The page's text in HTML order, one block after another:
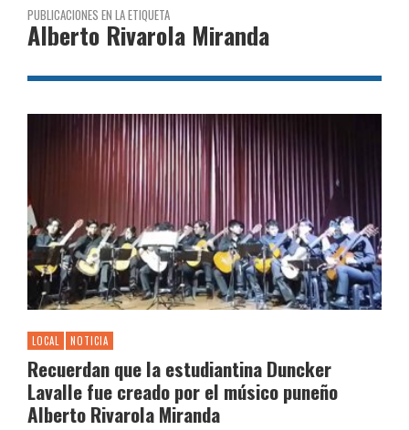
PUBLICACIONES EN LA ETIQUETA
Alberto Rivarola Miranda
LOCAL NOTICIA
Recuerdan que la estudiantina Duncker
Lavalle fue creado por el músico puneño
Alberto Rivarola Miranda